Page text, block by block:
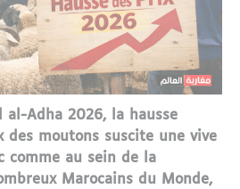
al-Adha 2026, la hausse
des moutons suscite une vive
comme au sein de la
Marocains du Monde,